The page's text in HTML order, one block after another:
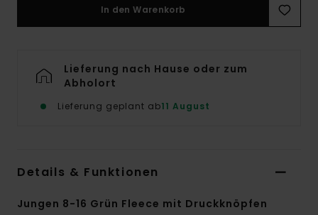
In den Warenkorb
Lieferung nach Hause oder zum
Abholort
Lieferung geplant ab11 August
Details & Funktionen
Jungen 8-16 Grün Fleece mit Druckknöpfen